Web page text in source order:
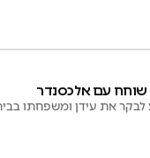
עם אלכסנדר
את עידן ומשפחתו